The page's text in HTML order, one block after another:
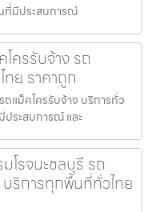
ที่มีประสบการณ์
ครรับจ้าง รถ
ทย ราคาถูก
ถแม็คโครรับจ้าง บริการทั่ว
ประสบการณ์ และ
โรจนะชลบุรี รถ
บริการทุกพื้นที่ทั่วไทย